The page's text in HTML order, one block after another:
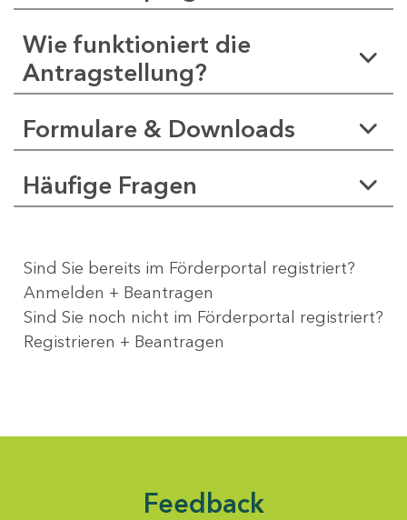
Wie funktioniert die
Antragstellung?
Formulare & Downloads
Häufige Fragen
Sind Sie bereits im Förderportal registriert?
Anmelden + Beantragen
Sind Sie noch nicht im Förderportal registriert?
Registrieren + Beantragen
Feedback